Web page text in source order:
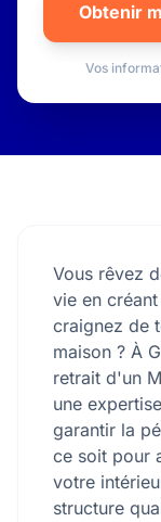
Obtenir
Vos
Vous rêvez
vie en
craignez de
maison ? À
retrait d'un
une
garantir la
ce soit pour
votre
structure